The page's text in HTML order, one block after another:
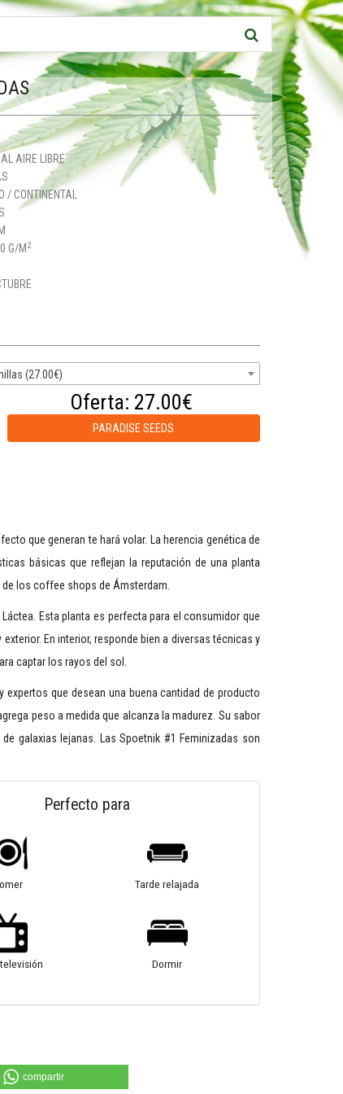
AL AIRE LIBRE
/ CONTINENTAL
G/M 2
(27.00€)
Oferta: 27.00€
PARADISE SEEDS
que generan te hará volar. La herencia genética de
básicas que reflejan la reputación de una planta
los coffee shops de Ámsterdam.
Esta planta es perfecta para el consumidor que
En interior, responde bien a diversas técnicas y
captar los rayos del sol.
que desean una buena cantidad de producto
peso a medida que alcanza la madurez. Su sabor
galaxias lejanas. Las Spoetnik #1 Feminizadas son
Perfecto para
Tarde relajada
Dormir
compartir